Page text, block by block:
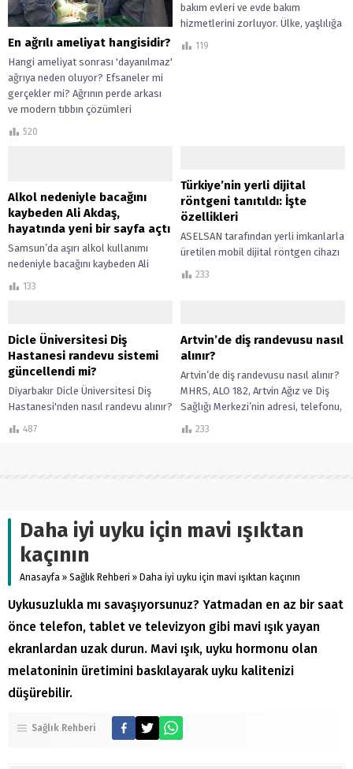
En ağrılı ameliyat hangisidir?
Hangi ameliyat sonrası 'dayanılmaz'
ağrıya neden oluyor? Efsaneler mi
gerçekler mi? Ağrının perde arkası
ve modern tıbbın çözümleri
520
bakım evleri ve evde bakım
hizmetlerini zorluyor. Ülke, yaşlılığa
119
Alkol nedeniyle bacağını
kaybeden Ali Akdaş,
hayatında yeni bir sayfa açtı
Samsun’da aşırı alkol kullanımı
nedeniyle bacağını kaybeden Ali
Akdaş, alkol bağımlılığından
133
Türkiye’nin yerli dijital
röntgeni tanıtıldı: İşte
özellikleri
ASELSAN tarafından yerli imkanlarla
üretilen mobil dijital röntgen cihazı
Ankara’da hizmete sunuldu. Daha
233
Dicle Üniversitesi Diş
Hastanesi randevu sistemi
güncellendi mi?
Diyarbakır Dicle Üniversitesi Diş
Hastanesi'nden nasıl randevu alınır?
Telefon, adres ve online randevu
487
Artvin’de diş randevusu nasıl
alınır?
Artvin’de diş randevusu nasıl alınır?
MHRS, ALO 182, Artvin Ağız ve Diş
Sağlığı Merkezi’nin adresi, telefonu,
çalışma saatleri ve güncel...
233
Daha iyi uyku için mavi ışıktan
kaçının
Anasayfa » Sağlık Rehberi » Daha iyi uyku için mavi ışıktan kaçının
Uykusuzlukla mı savaşıyorsunuz? Yatmadan en az bir saat
önce telefon, tablet ve televizyon gibi mavi ışık yayan
ekranlardan uzak durun. Mavi ışık, uyku hormonu olan
melatoninin üretimini baskılayarak uyku kalitenizi
düşürebilir.
Sağlık Rehberi